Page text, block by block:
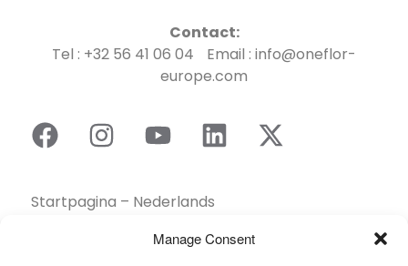
Manage Consent
Contact:
Tel : +32 56 41 06 04 Email : info@oneflor-
europe.com
Startpagina – Nederlands